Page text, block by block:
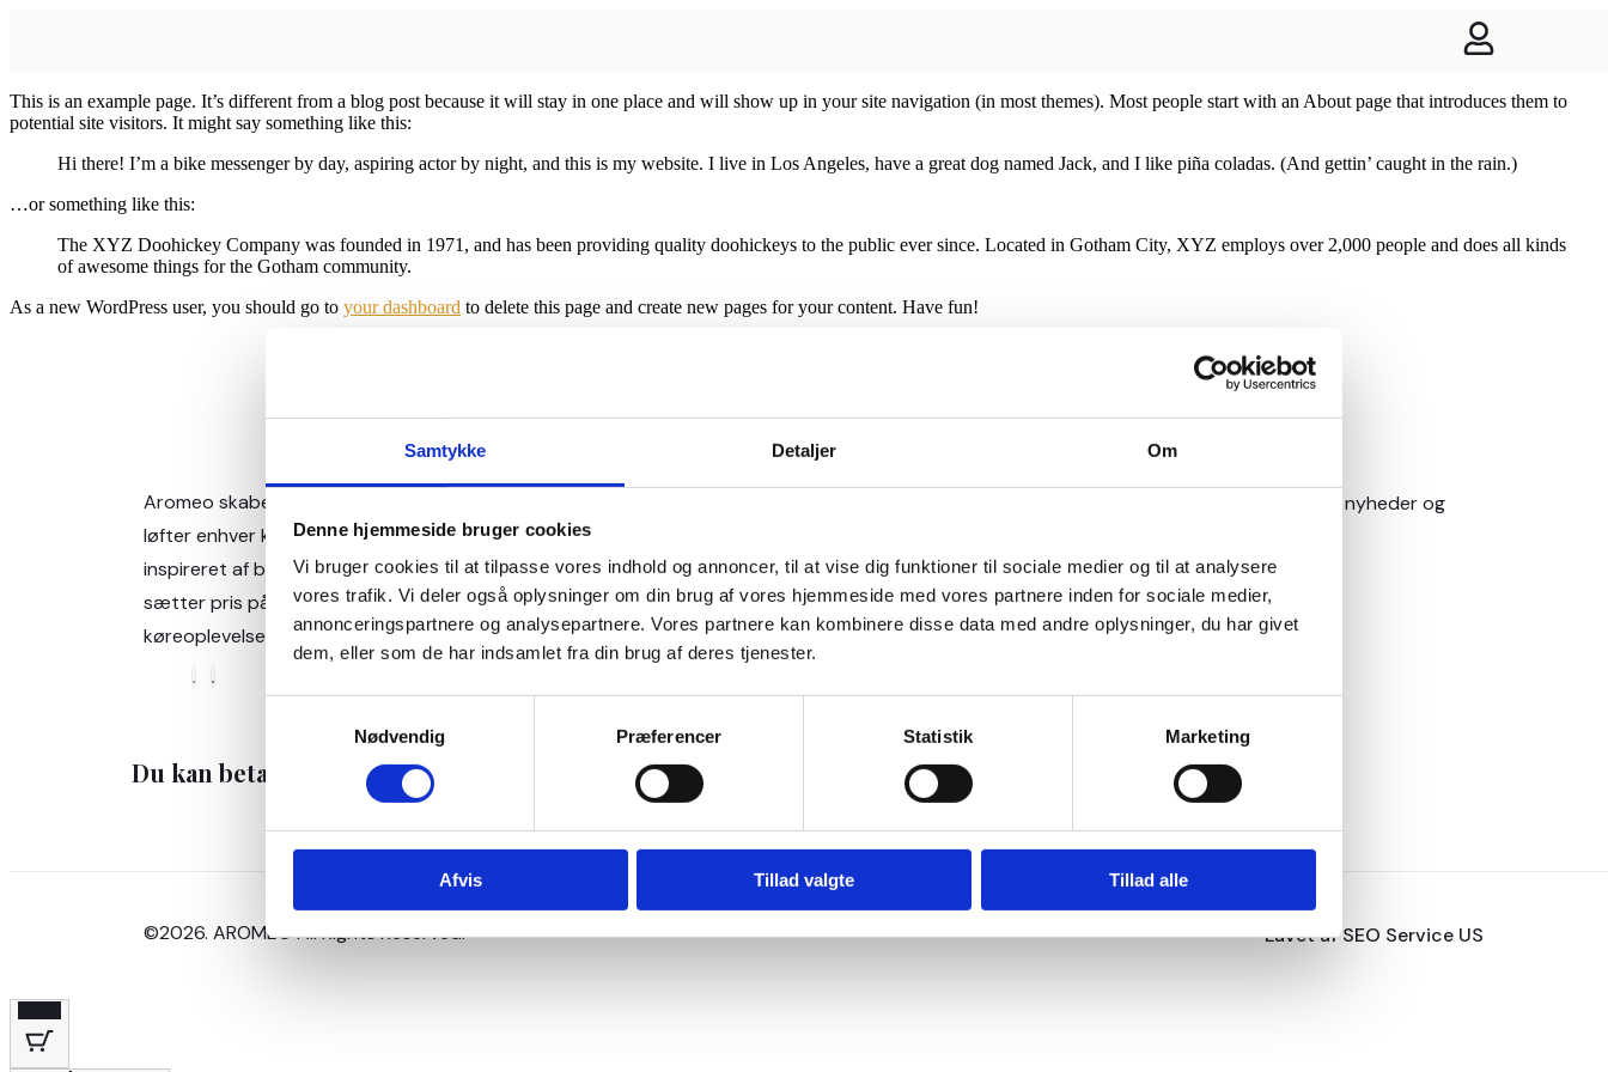
Samtykke Detaljer Om
Denne hjemmeside bruger cookies
Vi bruger cookies til at tilpasse vores indhold og annoncer, til at vise dig funktioner til sociale medier og til at analysere
vores trafik. Vi deler også oplysninger om din brug af vores hjemmeside med vores partnere inden for sociale medier,
annonceringspartnere og analysepartnere. Vores partnere kan kombinere disse data med andre oplysninger, du har givet
dem, eller som de har indsamlet fra din brug af deres tjenester.
Nødvendig
Præferencer Statistik Marketing
Afvis Tillad valgte Tillad alle
This is an example page. It’s different from a blog post because it will stay in one place and will show up in your site navigation (in most themes). Most people start with an About page that introduces them to
potential site visitors. It might say something like this:
Hi there! I’m a bike messenger by day, aspiring actor by night, and this is my website. I live in Los Angeles, have a great dog named Jack, and I like piña coladas. (And gettin’ caught in the rain.)
…or something like this:
The XYZ Doohickey Company was founded in 1971, and has been providing quality doohickeys to the public ever since. Located in Gotham City, XYZ employs over 2,000 people and does all kinds
of awesome things for the Gotham community.
As a new WordPress user, you should go to your dashboard to delete this page and create new pages for your content. Have fun!
Aromeo skaber gennemførte bildufte, der
løfter enhver køretur. Udviklet med omtanke,
inspireret af bevægelse og skabt til dem, der
sætter pris på en friskhed, der holder, og en
køreoplevelse, der føles lidt bedre hver gang
Refunderingspolitik
Tilmeld dig vores kundeklub og få adgang til kommende nyheder og
Du kan betale med
©2026. AROMEO All Rights Reserved. Lavet af SEO Service US